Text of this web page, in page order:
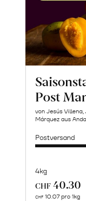
Post
von Jesús
Márquez aus
Postversand
4kg
CHF 40.30
CHF 10.07 pro 1kg